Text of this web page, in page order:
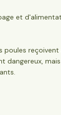
et
poules reçoivent
dangereux,